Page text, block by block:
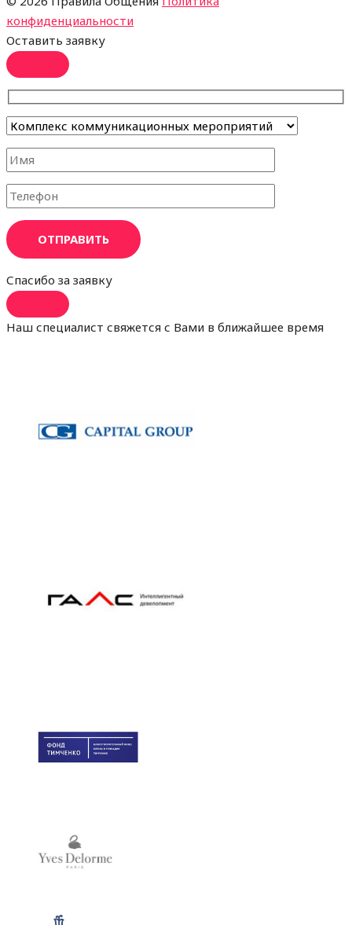
конфиденциальности
Оставить заявку
ОТПРАВИТЬ
Спасибо за заявку
Наш специалист свяжется с Вами в ближайшее время